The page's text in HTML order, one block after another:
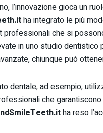
l’innovazione gioca un
ha integrato le più
professionali che si
in uno studio dentistico
chiunque può
dentale, ad esempio,
che
ha reso